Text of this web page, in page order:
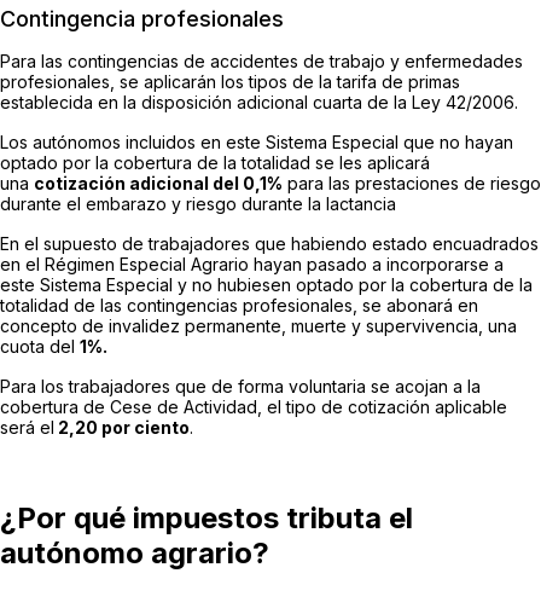
Contingencia profesionales
Para las contingencias de accidentes de trabajo y enfermedades
profesionales, se aplicarán los tipos de la tarifa de primas
establecida en la disposición adicional cuarta de la Ley 42/2006.
Los autónomos incluidos en este Sistema Especial que no hayan
optado por la cobertura de la totalidad se les aplicará
una cotización adicional del 0,1% para las prestaciones de riesgo
durante el embarazo y riesgo durante la lactancia
En el supuesto de trabajadores que habiendo estado encuadrados
en el Régimen Especial Agrario hayan pasado a incorporarse a
este Sistema Especial y no hubiesen optado por la cobertura de la
totalidad de las contingencias profesionales, se abonará en
concepto de invalidez permanente, muerte y supervivencia, una
cuota del 1%.
Para los trabajadores que de forma voluntaria se acojan a la
cobertura de Cese de Actividad, el tipo de cotización aplicable
será el 2,20 por ciento.
¿Por qué impuestos tributa el
autónomo agrario?